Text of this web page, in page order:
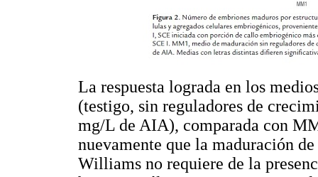
La respuesta lograda en los
(testigo, sin reguladores de
mg/L de AIA), comparada con
nuevamente que la maduración
Williams no requiere de la